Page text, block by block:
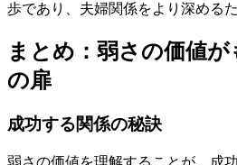
歩であり、夫婦関係をより深める
まとめ：弱さの価値
の扉
成功する関係の秘訣
弱さの価値を理解することが、成